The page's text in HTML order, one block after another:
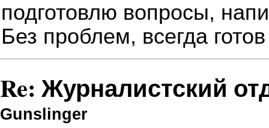
подготовлю вопросы,
Без проблем, всегда
Re: Журналистский
Gunslinger